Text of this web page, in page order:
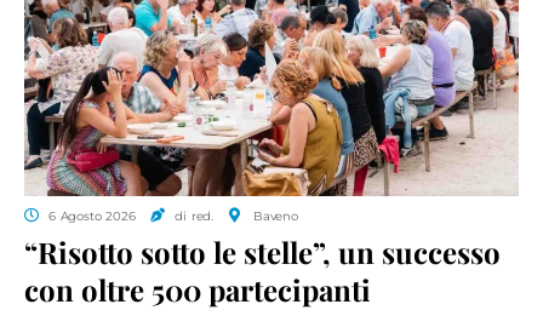
6 Agosto 2026 di red. Baveno
“Risotto sotto le stelle”, un successo
con oltre 500 partecipanti